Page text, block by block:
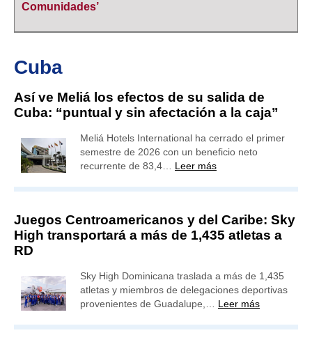
Comunidades’
Cuba
Así ve Meliá los efectos de su salida de
Cuba: “puntual y sin afectación a la caja”
Meliá Hotels International ha cerrado el primer
semestre de 2026 con un beneficio neto
recurrente de 83,4… Leer más
Juegos Centroamericanos y del Caribe: Sky
High transportará a más de 1,435 atletas a
RD
Sky High Dominicana traslada a más de 1,435
atletas y miembros de delegaciones deportivas
provenientes de Guadalupe,… Leer más